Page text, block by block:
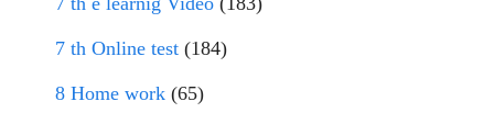
7 th Online test (184)
8 Home work (65)